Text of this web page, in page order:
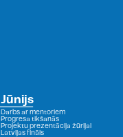
Jūnijs
Darbs ar mentoriem
Progresa tikšanās
Projektu prezentācija žūrijai
Latvijas fināls